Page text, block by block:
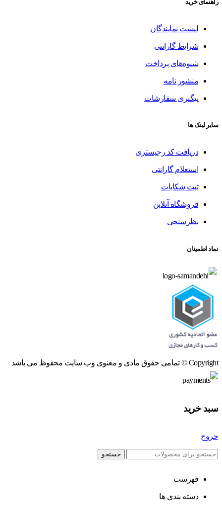
راهنمای خرید
لیست نمایندگان
شرایط گارانتی
شیوه‌های پرداخت
منشور نامه
پیگیری سفارشات
سایر لینک ها
دریافت کد رجیستری
استعلام گارانتی
ثبت شکایات
فروشگاه آنلاین
نظرسنجی
نماد اطمینان
Copyright © تمامی حقوق مادی و معنوی وب سایت محفوظ می باشد
سبد خرید
خروج
جستجو
فهرست
دسته بندی ها